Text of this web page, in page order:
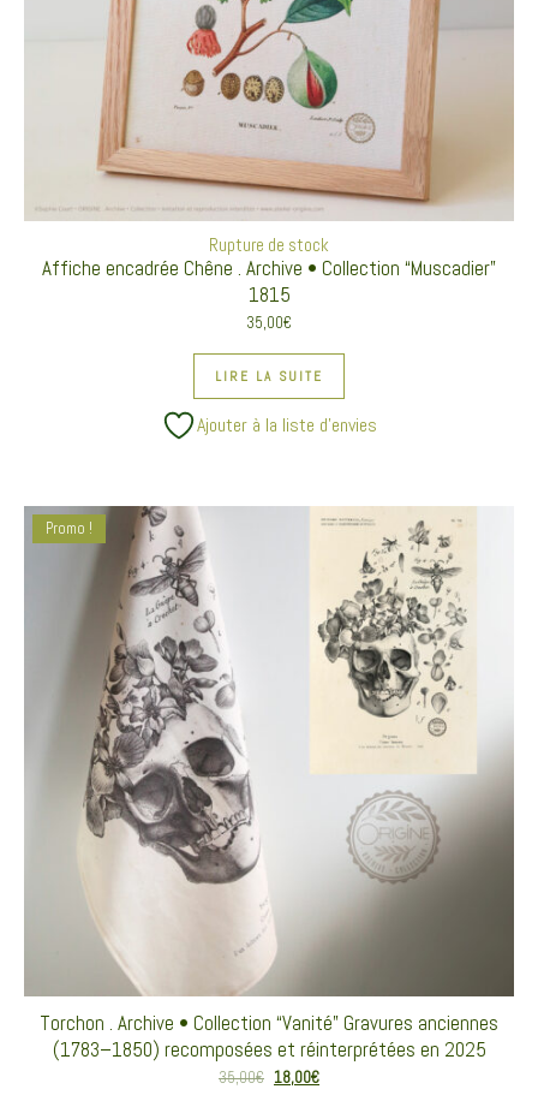
Rupture de stock
Affiche encadrée Chêne . Archive • Collection “Muscadier”
1815
35,00€
LIRE LA SUITE
Ajouter à la liste d’envies
Promo !
Torchon . Archive • Collection “Vanité” Gravures anciennes
(1783–1850) recomposées et réinterprétées en 2025
35,00€ Le prix initial était : 35,00€.
18,00€Le prix actuel est : 18,00€.